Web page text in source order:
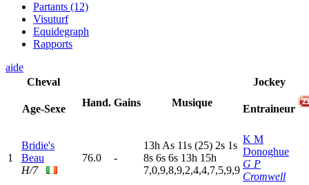
Partants (12)
Visuturf
Equidegraph
Rapports
aide
Cheval
Age-Sexe
Hand. Gains Musique
Jockey
Entraineur
1
Bridie's
Beau
H/7
76.0 -
13h As 11s (25) 2s 1s
8s 6s 6s 13h 15h
7,0,9,8,9,2,4,4,7,5,9,9
K M
Donoghue
G P
Cromwell